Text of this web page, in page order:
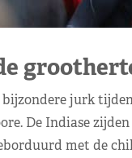
jurk
De Indiase
met de